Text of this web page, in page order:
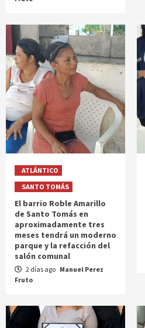
ATLÁNTICO
SANTO TOMÁS
El barrio Roble Amarillo
de Santo Tomás en
aproximadamente tres
meses tendrá un moderno
parque y la refacción del
salón comunal
2 días ago Manuel Perez
Fruto